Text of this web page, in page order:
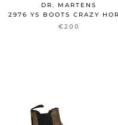
DR. MARTENS
2976 YS BOOTS CRAZY
€200